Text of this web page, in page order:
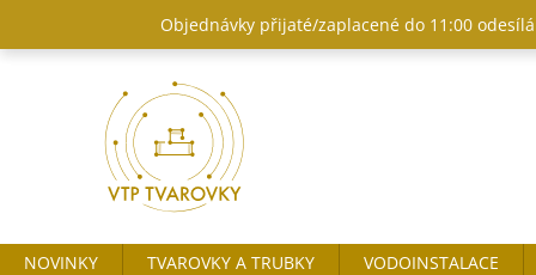
obsah
Objednávky přijaté/zaplacené do 11:00
NOVINKY TVAROVKY A TRUBKY
VODOINSTALACE